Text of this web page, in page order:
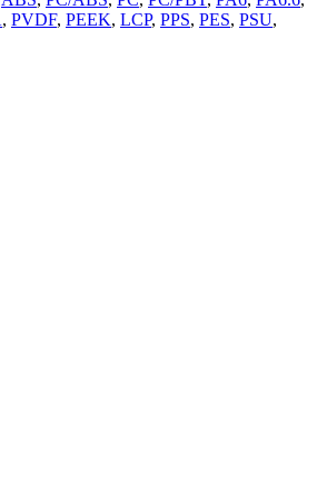
, PVDF, PEEK, LCP, PPS, PES, PSU,